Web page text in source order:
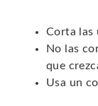
Corta las
No las
que
Usa un